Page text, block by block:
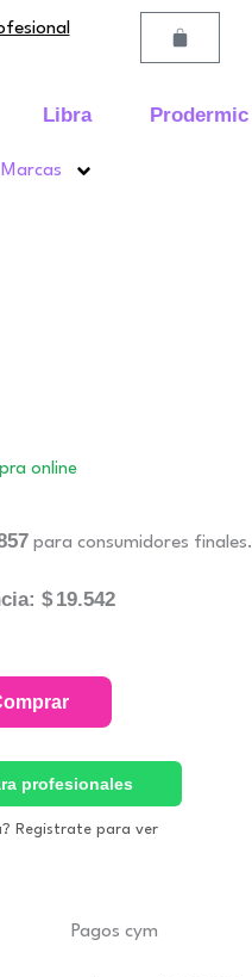
Carrito
Libra Prodermic
Marcas
online
para consumidores finales.
$ 19.542
profesionales
Registrate para ver